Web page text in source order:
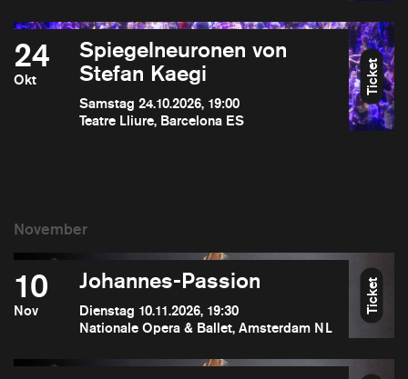
24
Okt
Spiegelneuronen von
Stefan Kaegi
Samstag 24.10.2026, 19:00
Teatre Lliure, Barcelona ES
Ticket
10
Nov
Johannes-Passion
Dienstag 10.11.2026, 19:30
Nationale Opera & Ballet, Amsterdam NL
Ticket